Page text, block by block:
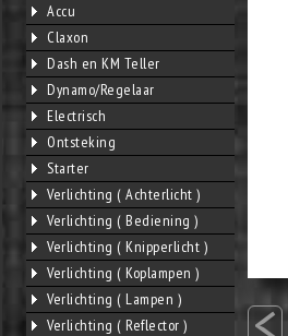
Accu
Claxon
Dash en KM Teller
Dynamo/Regelaar
Electrisch
Ontsteking
Starter
Verlichting ( Achterlicht )
Verlichting ( Bediening )
Verlichting ( Knipperlicht )
Verlichting ( Koplampen )
Verlichting ( Lampen )
Verlichting ( Reflector )